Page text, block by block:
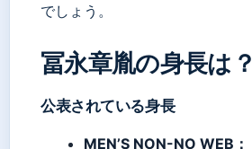
でしょう。
冨永章胤の身長は？
公表されている身長
MEN’S NON-NO WEB：